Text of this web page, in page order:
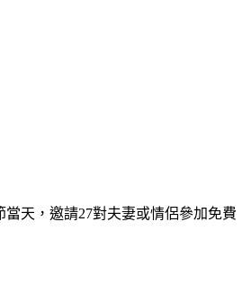
天，邀請27對夫妻或情侶參加免費